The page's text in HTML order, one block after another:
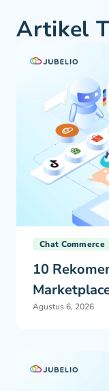
Artikel
Chat Commerce
10
Agustus 6, 2026